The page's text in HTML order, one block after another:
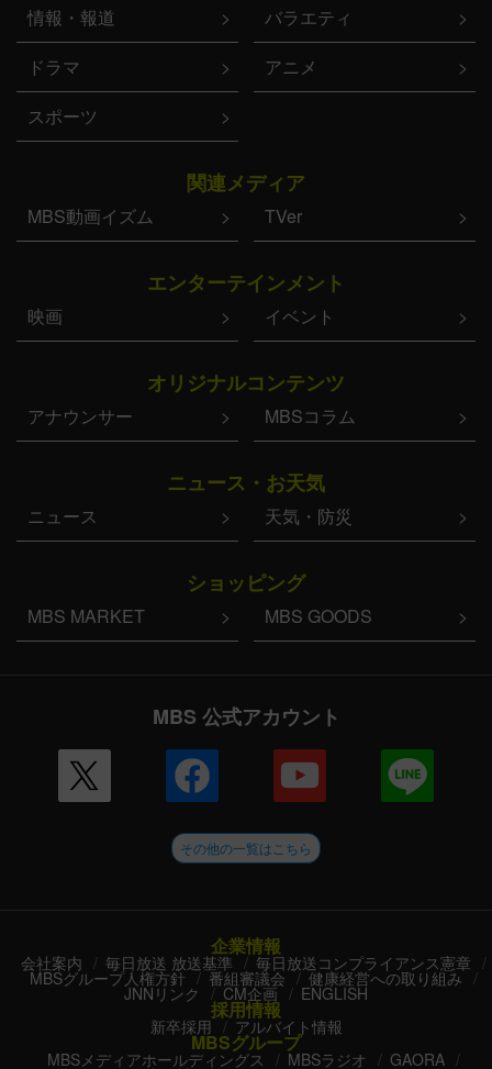
情報・報道
バラエティ
ドラマ
アニメ
スポーツ
関連メディア
MBS動画イズム TVer
エンターテインメント
映画 イベント
オリジナルコンテンツ
アナウンサー MBSコラム
ニュース・お天気
ニュース 天気・防災
ショッピング
MBS MARKET MBS GOODS
MBS 公式アカウント
その他の一覧はこちら
企業情報
会社案内 毎日放送 放送基準 毎日放送コンプライアンス憲章
MBSグループ人権方針 番組審議会 健康経営への取り組み
JNNリンク CM企画 ENGLISH
採用情報
新卒採用 アルバイト情報
MBSグループ
MBSメディアホールディングス MBSラジオ GAORA